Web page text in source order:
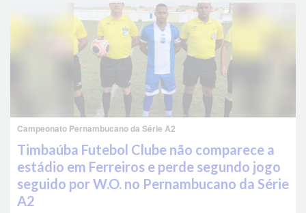
Campeonato Pernambucano da Série A2
Timbaúba Futebol Clube não comparece a
estádio em Ferreiros e perde segundo jogo
seguido por W.O. no Pernambucano da Série
A2